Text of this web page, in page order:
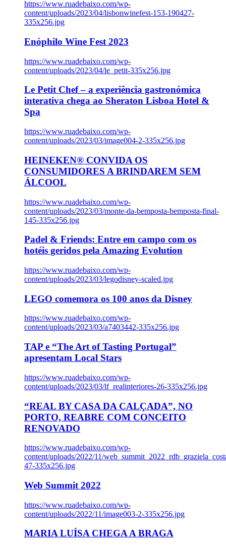
https://www.ruadebaixo.com/wp-
content/uploads/2023/04/lisbonwinefest-153-190427-
335x256.jpg
Enóphilo Wine Fest 2023
https://www.ruadebaixo.com/wp-
content/uploads/2023/04/le_petit-335x256.jpg
Le Petit Chef – a experiência gastronómica
interativa chega ao Sheraton Lisboa Hotel &
Spa
https://www.ruadebaixo.com/wp-
content/uploads/2023/03/image004-2-335x256.jpg
HEINEKEN® CONVIDA OS
CONSUMIDORES A BRINDAREM SEM
ÁLCOOL
https://www.ruadebaixo.com/wp-
content/uploads/2023/03/monte-da-bemposta-bemposta-final-
145-335x256.jpg
Padel & Friends: Entre em campo com os
hotéis geridos pela Amazing Evolution
https://www.ruadebaixo.com/wp-
content/uploads/2023/03/legodisney-scaled.jpg
LEGO comemora os 100 anos da Disney
https://www.ruadebaixo.com/wp-
content/uploads/2023/03/a7403442-335x256.jpg
TAP e “The Art of Tasting Portugal”
apresentam Local Stars
https://www.ruadebaixo.com/wp-
content/uploads/2023/03/lf_realinteriores-26-335x256.jpg
“REAL BY CASA DA CALÇADA”, NO
PORTO, REABRE COM CONCEITO
RENOVADO
https://www.ruadebaixo.com/wp-
content/uploads/2022/11/
47-335x256.jpg
Web Summit 2022
https://www.ruadebaixo.com/wp-
content/uploads/2022/11/image003-2-335x256.jpg
MARIA LUÍSA CHEGA A BRAGA